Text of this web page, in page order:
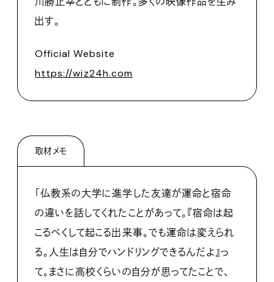
出す。
Official Website
https://wiz24h.com
取材メモ
「仏教系の大学に進学した友達が運命と宿命
の違いを話してくれたことがあって。『宿命は起
こるべくして起こる出来事。でも運命は変えられ
る。人生は自分でハンドリングできるんだよ』っ
て。まさに高校くらいの自分が思ってたことで、